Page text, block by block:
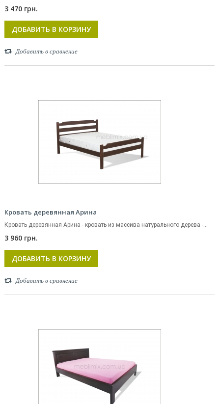
3 470 грн.
ДОБАВИТЬ В КОРЗИНУ
Добавить в сравнение
Кровать деревянная Арина
Кровать деревянная Арина - кровать из массива натурального дерева -...
3 960 грн.
ДОБАВИТЬ В КОРЗИНУ
Добавить в сравнение